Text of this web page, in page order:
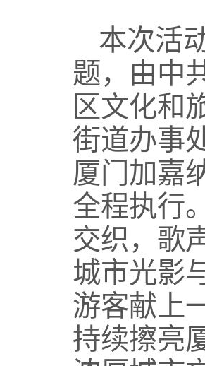
本次活
题，由中
区文化和
街道办事
厦门加嘉
全程执行
交织，歌
城市光影
游客献上
持续擦亮